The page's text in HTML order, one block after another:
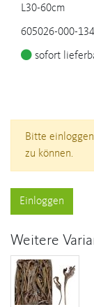
L30-60cm
605026-000-134
sofort
Bitte
zu können.
Einloggen
Weitere